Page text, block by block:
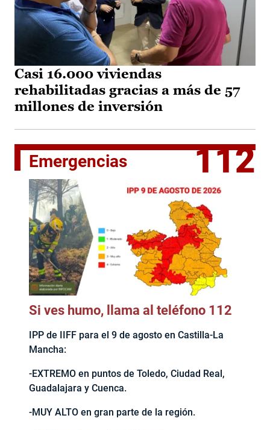
Casi 16.000 viviendas
rehabilitadas gracias a más de 57
millones de inversión
Emergencias 112
Si ves humo, llama al teléfono 112
IPP de IIFF para el 9 de agosto en Castilla-La
Mancha:
-EXTREMO en puntos de Toledo, Ciudad Real,
Guadalajara y Cuenca.
-MUY ALTO en gran parte de la región.